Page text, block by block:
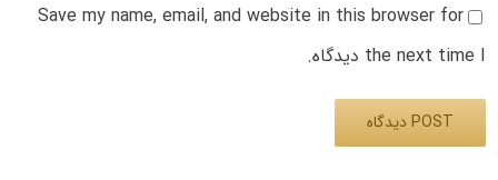
Save my name, email, and website in this browser for
the next time I دیدگاه.